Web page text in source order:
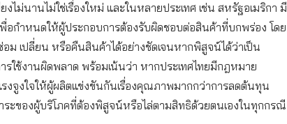
งไม่นานไม่ใช่เรื่องใหม่ และในหลายประเทศ เช่น สหรัฐอเมริกา มี
อกำหนดให้ผู้ประกอบการต้องรับผิดชอบต่อสินค้าที่บกพร่อง โดย
อม เปลี่ยน หรือคืนสินค้าได้อย่างชัดเจนหากพิสูจน์ได้ว่าเป็น
ใช้งานผิดพลาด พร้อมเน้นว่า หากประเทศไทยมีกฎหมาย
งจูงใจให้ผู้ผลิตแข่งขันกันเรื่องคุณภาพมากกว่าการลดต้นทุน
ระของผู้บริโภคที่ต้องพิสูจน์หรือไล่ตามสิทธิด้วยตนเองในทุกกรณี